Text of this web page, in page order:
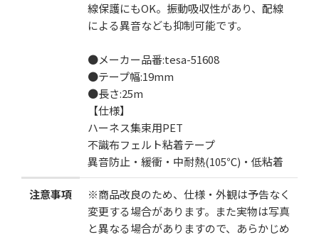
カートに追加する
お気に入りに追加
線保護にもOK。振動吸収性があり、配線
による異音なども抑制可能です。
●メーカー品番:tesa-51608
●テープ幅:19mm
●長さ:25m
【仕様】
ハーネス集束用PET
不識布フェルト粘着テープ
異音防止・緩衝・中耐熱(105℃)・低粘着
注意事項
※商品改良のため、仕様・外観は予告なく
変更する場合があります。また実物は写真
と異なる場合がありますので、あらかじめ